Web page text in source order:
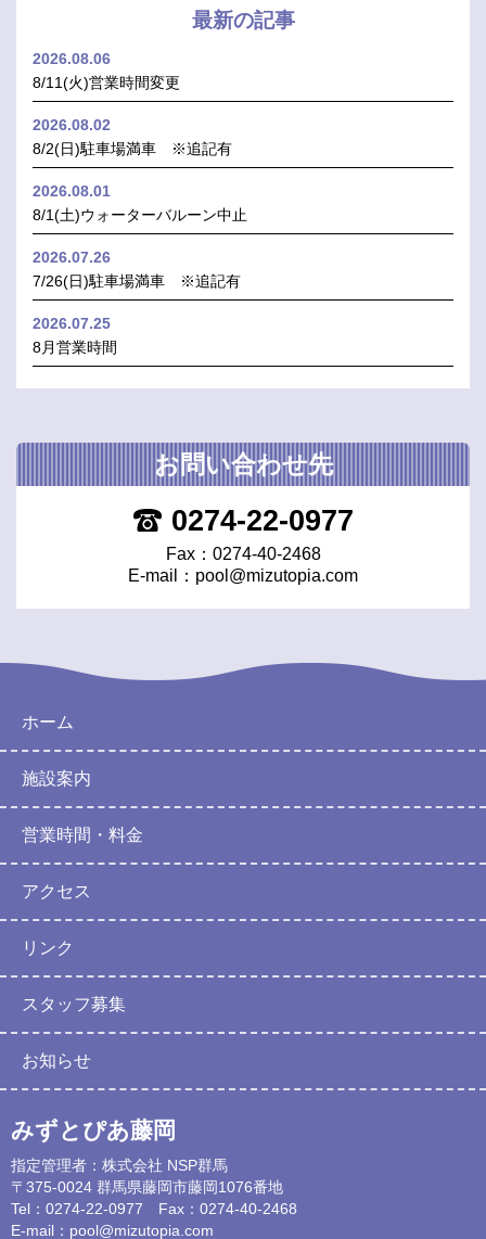
最新の記事
2026.08.06
8/11(火)営業時間変更
2026.08.02
8/2(日)駐車場満車 ※追記有
2026.08.01
8/1(土)ウォーターバルーン中止
2026.07.26
7/26(日)駐車場満車 ※追記有
2026.07.25
8月営業時間
お問い合わせ先
0274-22-0977
Fax：0274-40-2468
E-mail： pool@mizutopia.com
ホーム
施設案内
営業時間・料金
アクセス
リンク
スタッフ募集
お知らせ
みずとぴあ藤岡
指定管理者：株式会社 NSP群馬
〒375-0024 群馬県藤岡市藤岡1076番地
Tel：0274-22-0977 Fax：0274-40-2468
E-mail： pool@mizutopia.com